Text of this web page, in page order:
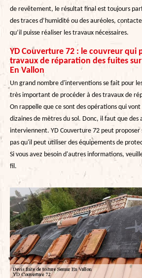
de revêtement, le résultat final est toujours
des traces d’humidité ou des auréoles,
qu’il puisse réaliser les travaux nécessaires.
YD Couverture 72 : le couvreur qui
travaux de réparation des fuites
En Vallon
Un grand nombre d'interventions se fait pour
très important de procéder à des travaux de
On rappelle que ce sont des opérations qui
dizaines de mètres du sol. Donc, il faut que des
interviennent. YD Couverture 72 peut proposer
pas qu'il peut utiliser des équipements de
Si vous avez besoin d'autres informations,
fil.